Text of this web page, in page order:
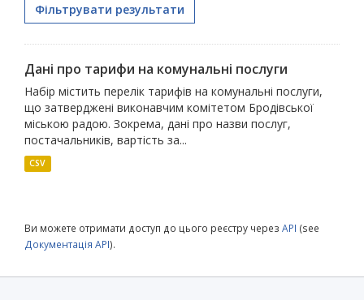
Фільтрувати результати
Дані про тарифи на комунальні послуги
Набір містить перелік тарифів на комунальні послуги,
що затверджені виконавчим комітетом Бродівської
міською радою. Зокрема, дані про назви послуг,
постачальників, вартість за...
CSV
Ви можете отримати доступ до цього реєстру через API (see
Документація API).